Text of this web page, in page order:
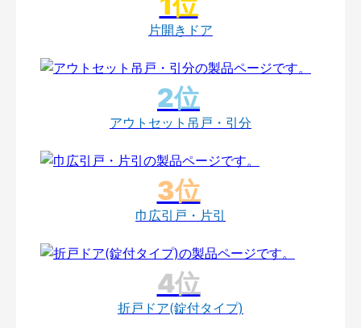
片開きドア
アウトセット吊戸・引分
巾広引戸・片引
折戸ドア(錠付タイプ)